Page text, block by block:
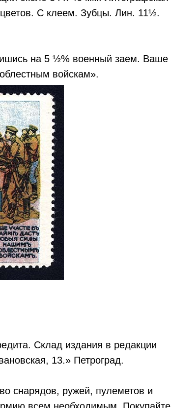
Tilda Publishing
цветов. С клеем. Зубцы. Лин. 11½.
на 5 ½% военный заем. Ваше
войскам».
Склад издания в редакции
13.» Петроград.
снарядов, ружей, пулеметов и